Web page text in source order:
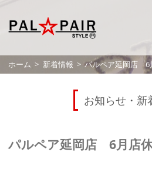
ホーム 新着情報 パルペア延岡店 6
お知らせ・新
パルペア延岡店 6月店